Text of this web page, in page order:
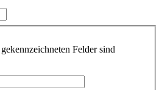
Felder sind